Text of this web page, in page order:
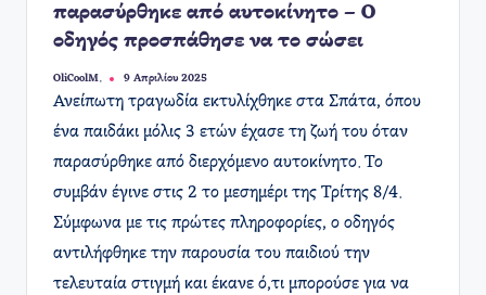
παρασύρθηκε από αυτοκίνητο – Ο
οδηγός προσπάθησε να το σώσει
Συγγραφέας:
OliCoolM. 9 Απριλίου 2025
Ανείπωτη τραγωδία εκτυλίχθηκε στα Σπάτα, όπου
ένα παιδάκι μόλις 3 ετών έχασε τη ζωή του όταν
παρασύρθηκε από διερχόμενο αυτοκίνητο. Το
συμβάν έγινε στις 2 το μεσημέρι της Τρίτης 8/4.
Σύμφωνα με τις πρώτες πληροφορίες, ο οδηγός
αντιλήφθηκε την παρουσία του παιδιού την
τελευταία στιγμή και έκανε ό,τι μπορούσε για να